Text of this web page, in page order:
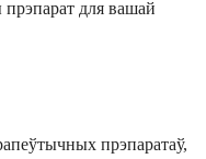
прэпарат для вашай
прэпаратаў,